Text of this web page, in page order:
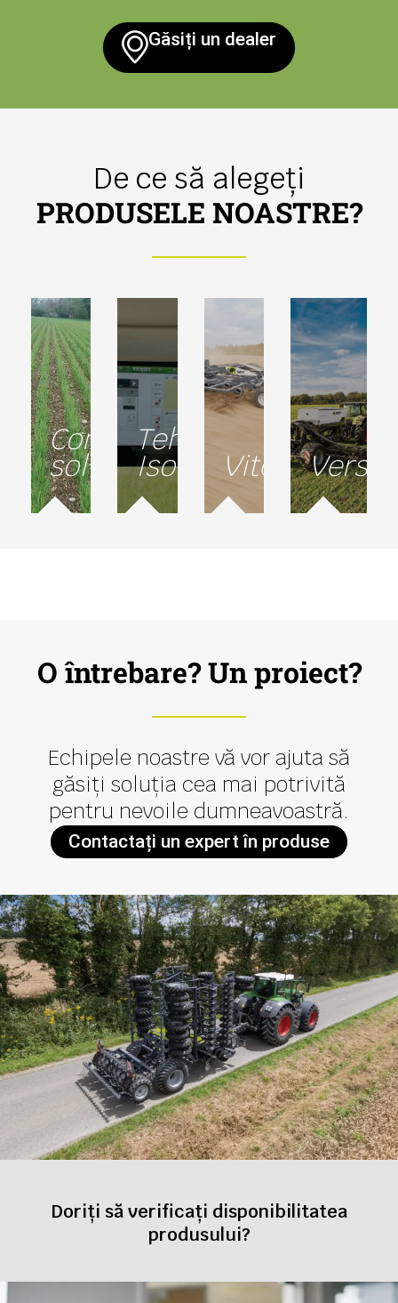
Găsiți un dealer
De ce să alegeți
PRODUSELE NOASTRE?
Conservarea
solurilor
Tehnologia
Isobus Viteză
O întrebare? Un proiect?
Echipele noastre vă vor ajuta să
găsiți soluția cea mai potrivită
pentru nevoile dumneavoastră.
Contactați un expert în produse
Doriți să verificați disponibilitatea
produsului?